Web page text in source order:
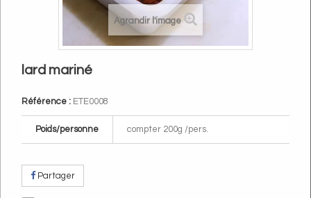
Agrandir l'image
lard mariné
Référence : ETE0008
Poids/personne compter 200g /pers.
Partager